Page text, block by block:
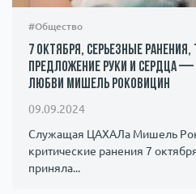
#Общество
7 октября, серьезные
предложение руки и сердца —
любви Мишель Роковицин
09.09.2024
Служащая ЦАХАЛа Мишель
критические ранения 7
приняла...